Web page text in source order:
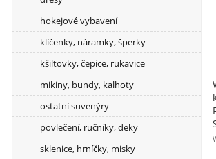
hokejové vybavení
klíčenky, náramky, šperky
kšiltovky, čepice, rukavice
mikiny, bundy, kalhoty
ostatní suvenýry
povlečení, ručníky, deky
sklenice, hrníčky, misky